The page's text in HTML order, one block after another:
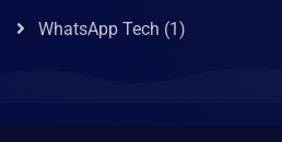
WhatsApp Tech (1)